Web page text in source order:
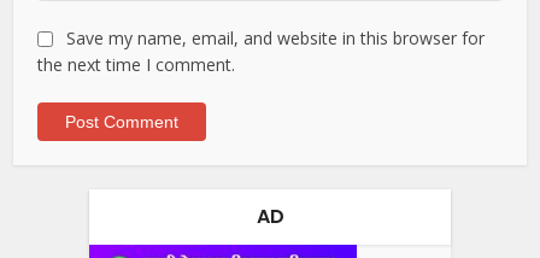
Save my name, email, and website in this browser for
the next time I comment.
AD